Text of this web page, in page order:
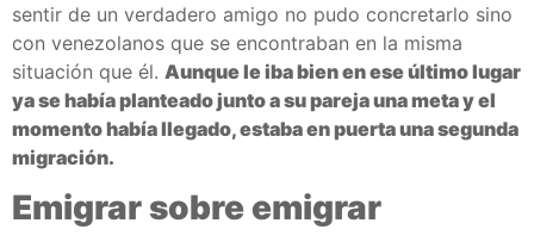
sentir de un verdadero amigo no pudo concretarlo sino
con venezolanos que se encontraban en la misma
situación que él. Aunque le iba bien en ese último lugar
ya se había planteado junto a su pareja una meta y el
momento había llegado, estaba en puerta una segunda
migración.
Emigrar sobre emigrar